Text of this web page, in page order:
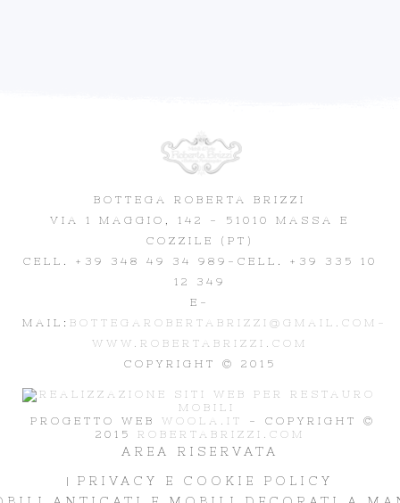
BOTTEGA ROBERTA BRIZZI
VIA 1 MAGGIO, 142 - 51010 MASSA E
COZZILE (PT)
CELL. +39 348 49 34 989 -CELL. +39 335 10
12 349
E-
MAIL: BOTTEGAROBERTABRIZZI@GMAIL.COM-
WWW.ROBERTABRIZZI.COM
COPYRIGHT © 2015
PROGETTO WEB WOOLA.IT
- COPYRIGHT ©
2015 ROBERTABRIZZI.COM
AREA RISERVATA
PRIVACY E COOKIE POLICY